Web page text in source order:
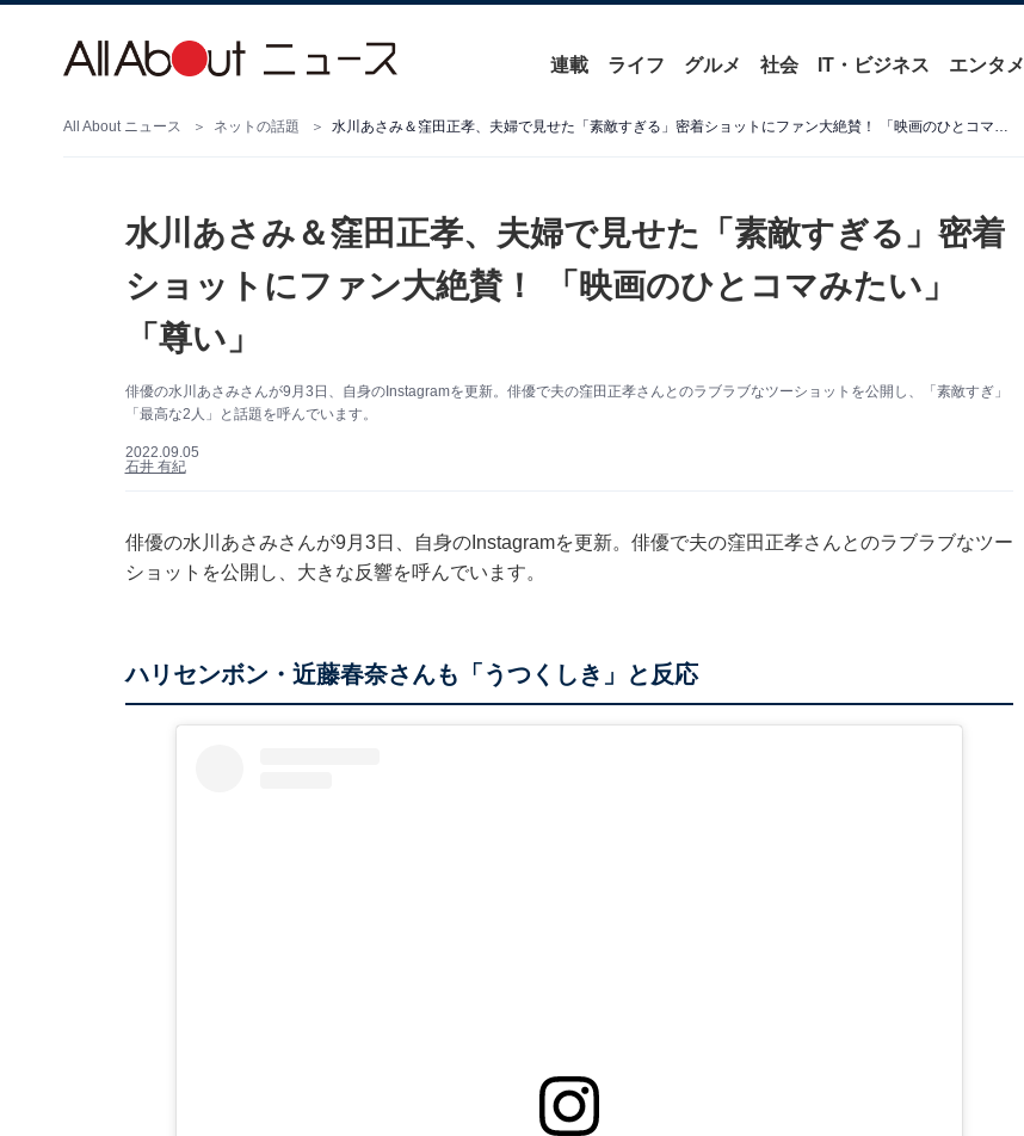
連載 ライフ グルメ 社会 IT・ビジネス エンタメ
All About ニュース ネットの話題 水川あさみ＆窪田正孝、夫婦で見せた「素敵すぎる」密着ショットにファン大絶賛！ 「映画のひとコマみたい」「尊い」
水川あさみ＆窪田正孝、夫婦で見せた「素敵すぎる」密着
ショットにファン大絶賛！ 「映画のひとコマみたい」
「尊い」
俳優の水川あさみさんが9月3日、自身のInstagramを更新。俳優で夫の窪田正孝さんとのラブラブなツーショットを公開し、「素敵すぎ」
「最高な2人」と話題を呼んでいます。
2022.09.05
石井 有紀
俳優の水川あさみさんが9月3日、自身のInstagramを更新。俳優で夫の窪田正孝さんとのラブラブなツー
ショットを公開し、大きな反響を呼んでいます。
ハリセンボン・近藤春奈さんも「うつくしき」と反応